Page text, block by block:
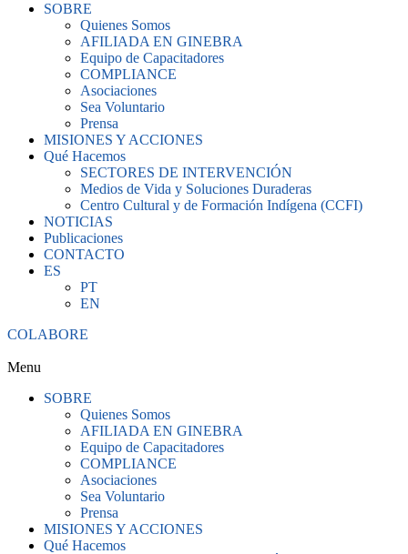
SOBRE
Quienes Somos
AFILIADA EN GINEBRA
Equipo de Capacitadores
COMPLIANCE
Asociaciones
Sea Voluntario
Prensa
MISIONES Y ACCIONES
Qué Hacemos
SECTORES DE INTERVENCIÓN
Medios de Vida y Soluciones Duraderas
Centro Cultural y de Formación Indígena (CCFI)
NOTICIAS
Publicaciones
CONTACTO
ES
PT
EN
COLABORE
Menu
SOBRE
Quienes Somos
AFILIADA EN GINEBRA
Equipo de Capacitadores
COMPLIANCE
Asociaciones
Sea Voluntario
Prensa
MISIONES Y ACCIONES
Qué Hacemos